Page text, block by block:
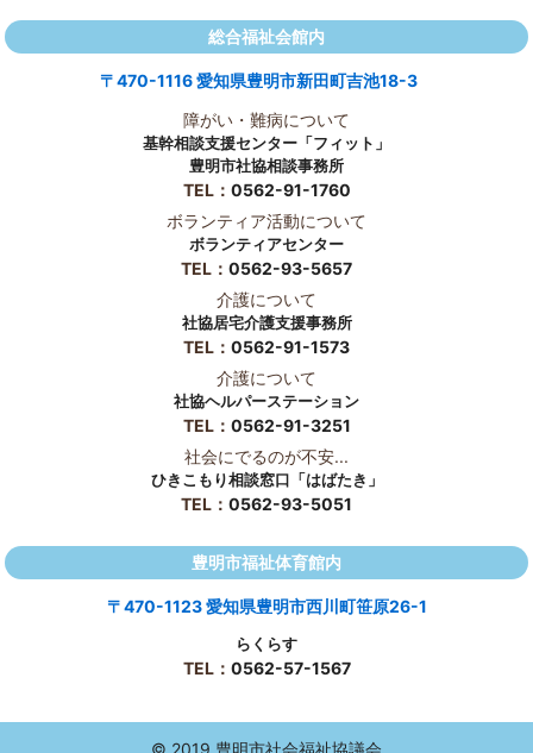
総合福祉会館内
〒470-1116 愛知県豊明市新田町吉池18-3
障がい・難病について
基幹相談支援センター「フィット」
豊明市社協相談事務所
TEL： 0562-91-1760
ボランティア活動について
ボランティアセンター
TEL： 0562-93-5657
介護について
社協居宅介護支援事務所
TEL： 0562-91-1573
介護について
社協ヘルパーステーション
TEL： 0562-91-3251
社会にでるのが不安...
ひきこもり相談窓口「はばたき」
TEL： 0562-93-5051
豊明市福祉体育館内
〒470-1123 愛知県豊明市西川町笹原26-1
らくらす
TEL： 0562-57-1567
© 2019 豊明市社会福祉協議会